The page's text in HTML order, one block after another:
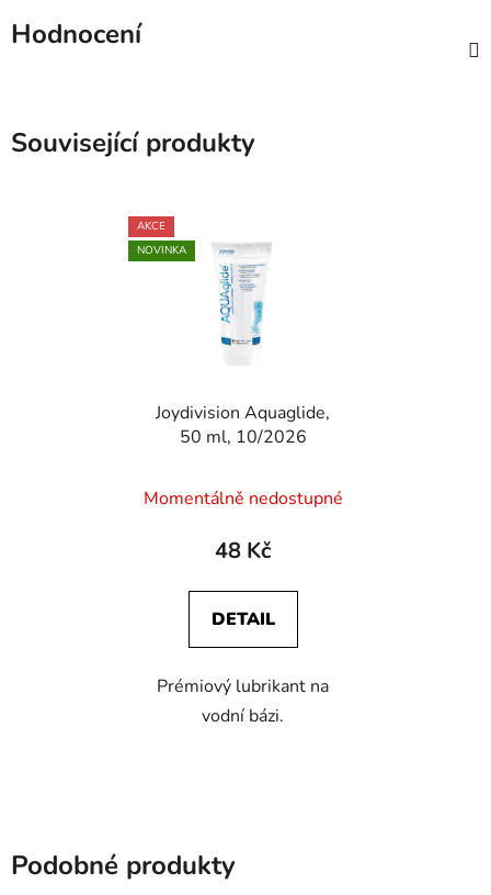
Hodnocení
Související produkty
AKCE
NOVINKA
Joydivision Aquaglide,
50 ml, 10/2026
Momentálně nedostupné
48 Kč
DETAIL
Prémiový lubrikant na
vodní bázi.
Podobné produkty